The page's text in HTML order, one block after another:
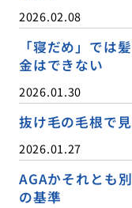
2026.02.08
「寝だめ」では
金はできない
2026.01.30
抜け毛の毛根で
2026.01.27
AGAかそれとも
の基準